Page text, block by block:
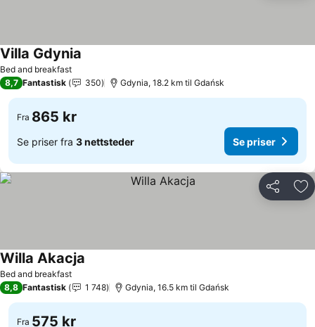
Bed and breakfast
Villa Gdynia
8,7 Fantastisk 350 Gdynia, 18.2 km til Gdańsk
Fra 865 kr
Se priser fra 3 nettsteder Se priser
Del
Bed and breakfast
Willa Akacja
8,8 Fantastisk 1 748 Gdynia, 16.5 km til Gdańsk
Fra 575 kr